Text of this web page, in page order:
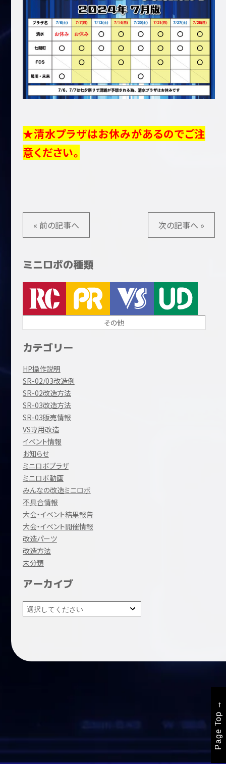
★清水プラザはお休みがあるのでご注
意ください。
« 前の記事へ 次の記事へ »
ミニロボの種類
その他
カテゴリー
HP操作説明
SR-02/03改造例
SR-02改造方法
SR-03改造方法
SR-03販売情報
VS専用改造
イベント情報
お知らせ
ミニロボプラザ
ミニロボ動画
みんなの改造ミニロボ
不具合情報
大会・イベント結果報告
大会・イベント開催情報
改造パーツ
改造方法
未分類
アーカイブ
Page Top →